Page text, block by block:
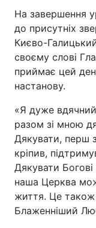
На завершення
до присутніх
Києво-
своєму слові
приймає цей
настанову.
«Я дуже
разом зі мною
Дякувати, перш
кріпив,
Дякувати Богові
наша Церква
життя. Це
Блаженніший